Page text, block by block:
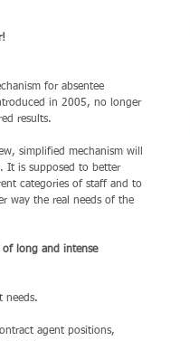
for absentee
in 2005, no longer
results.
simplified mechanism will
It is supposed to better
categories of staff and to
way the real needs of the
of long and intense
needs.
agent positions,